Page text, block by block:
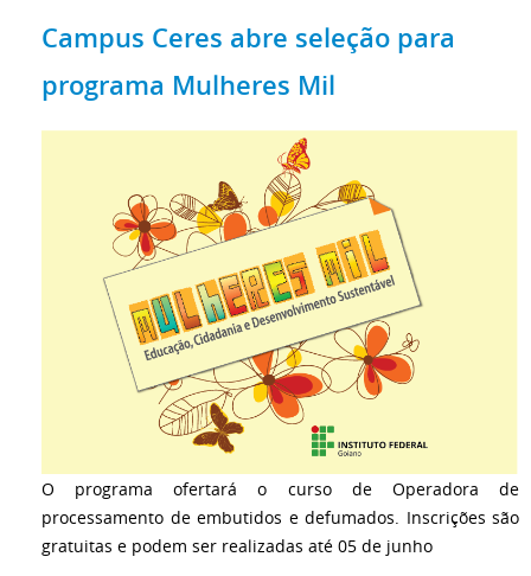
Campus Ceres abre seleção para
programa Mulheres Mil
O programa ofertará o curso de Operadora de
processamento de embutidos e defumados. Inscrições são
gratuitas e podem ser realizadas até 05 de junho